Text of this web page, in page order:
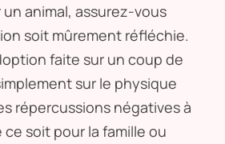
un animal, assurez-vous
soit mûrement réfléchie.
faite sur un coup de
sur le physique
répercussions négatives à
soit pour la famille ou